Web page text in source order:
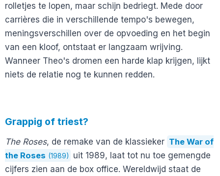
rolletjes te lopen, maar schijn bedriegt. Mede door
carrières die in verschillende tempo's bewegen,
meningsverschillen over de opvoeding en het begin
van een kloof, ontstaat er langzaam wrijving.
Wanneer Theo's dromen een harde klap krijgen, lijkt
niets de relatie nog te kunnen redden.
Grappig of triest?
The Roses, de remake van de klassieker The War of
the Roses (1989)
uit 1989, laat tot nu toe gemengde
cijfers zien aan de box office. Wereldwijd staat de